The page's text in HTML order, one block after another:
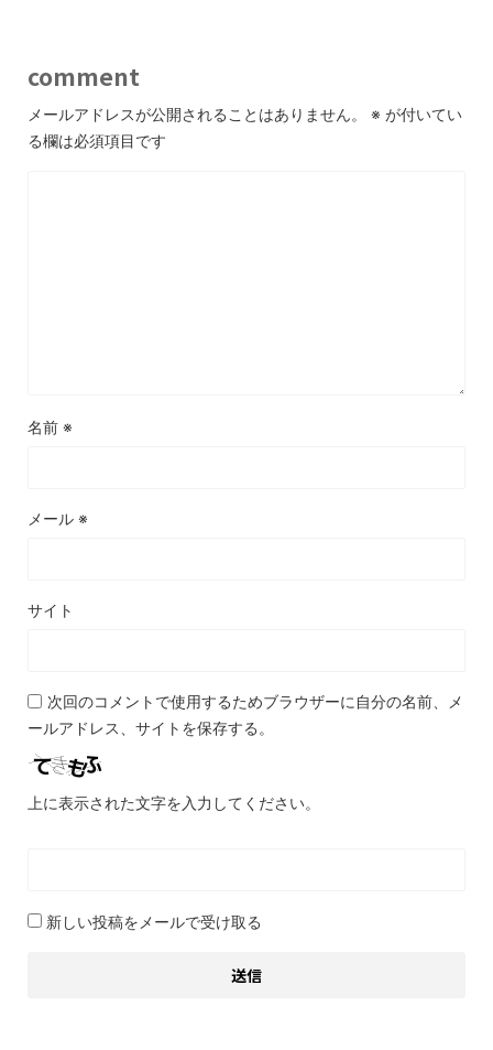
comment
メールアドレスが公開されることはありません。 ※ が付いてい
る欄は必須項目です
名前 ※
メール ※
サイト
次回のコメントで使用するためブラウザーに自分の名前、メ
ールアドレス、サイトを保存する。
上に表示された文字を入力してください。
新しい投稿をメールで受け取る